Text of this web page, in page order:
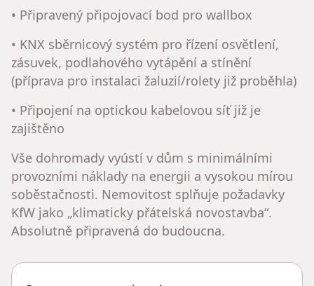
• Připravený připojovací bod pro wallbox
• KNX sběrnicový systém pro řízení osvětlení,
zásuvek, podlahového vytápění a stínění
(příprava pro instalaci žaluzií/rolety již proběhla)
• Připojení na optickou kabelovou síť již je
zajištěno
Vše dohromady vyústí v dům s minimálními
provozními náklady na energii a vysokou mírou
soběstačnosti. Nemovitost splňuje požadavky
KfW jako „klimaticky přátelská novostavba“.
Absolutně připravená do budoucna.